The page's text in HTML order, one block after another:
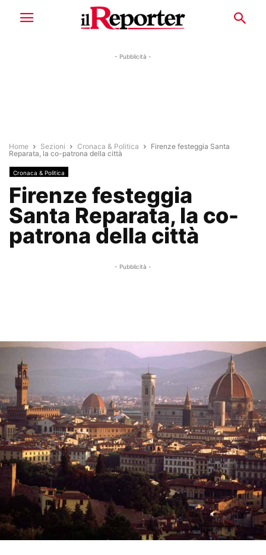
- Pubblicità -
Home Sezioni Cronaca & Politica
Firenze festeggia Santa
Reparata, la co-patrona della città
Cronaca & Politica
Firenze festeggia
Santa Reparata, la co-
patrona della città
- Pubblicità -